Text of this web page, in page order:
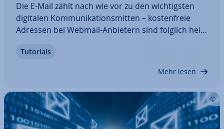
Die E-Mail zählt nach wie vor zu den wich­tigs­ten
digitalen Kom­mu­ni­ka­ti­ons­mit­ten – kos­ten­freie
Adressen bei Webmail-Anbietern sind folglich heiß
z. B. für eine Familien-E-Mail-Adresse legt, sollte
Tutorials
Mehr lesen